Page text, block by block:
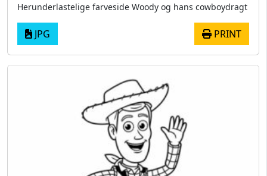
Herunderlastelige farveside Woody og hans cowboydragt
JPG PRINT